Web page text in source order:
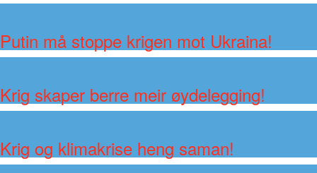
Putin må stoppe krigen mot Ukraina!
Krig skaper berre meir øydelegging!
Krig og klimakrise heng saman!